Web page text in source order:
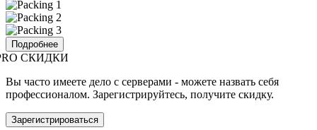
Подробнее
СКИДКИ
Вы часто имеете дело с серверами - можете назвать себя
профессионалом. Зарегистрируйтесь, получите скидку.
Зарегистрироваться